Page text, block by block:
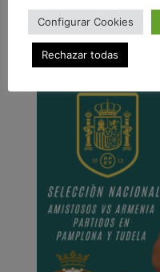
Configurar Cookies
Rechazar todas